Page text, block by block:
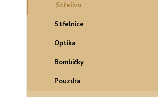
Střelivo
Střelnice
Optika
Bombičky
Pouzdra